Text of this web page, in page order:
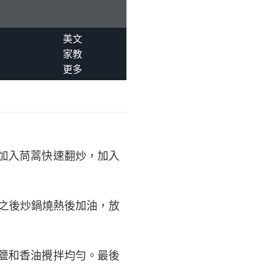
美文
家教
更多
入茼蒿快速翻炒，加入
後炒鍋燒熱後加油，放
和香油攪拌均勻。最後